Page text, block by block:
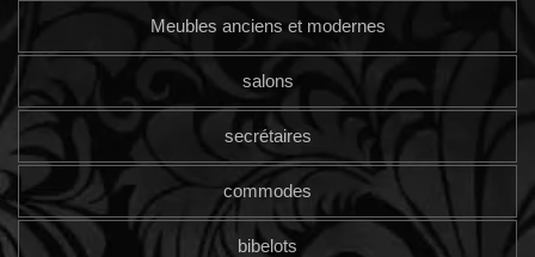
Meubles anciens et modernes
salons
secrétaires
commodes
bibelots